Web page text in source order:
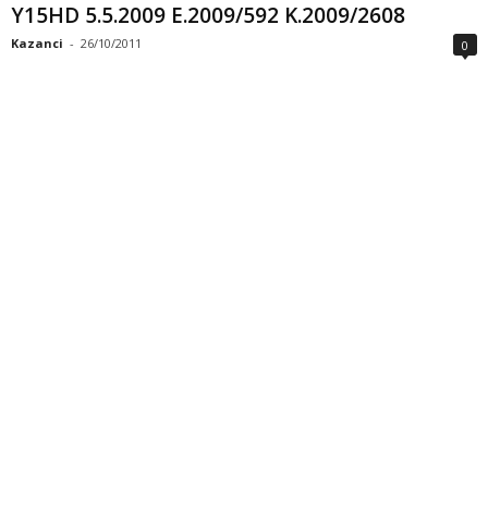
Y15HD 5.5.2009 E.2009/592 K.2009/2608
Kazanci - 26/10/2011 0